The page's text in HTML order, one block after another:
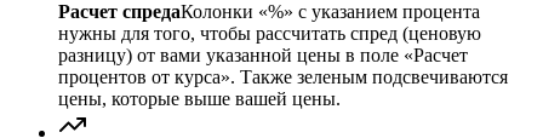
Расчет спредаКолонки «%» с указанием процента
нужны для того, чтобы рассчитать спред (ценовую
разницу) от вами указанной цены в поле «Расчет
процентов от курса». Также зеленым подсвечиваются
цены, которые выше вашей цены.